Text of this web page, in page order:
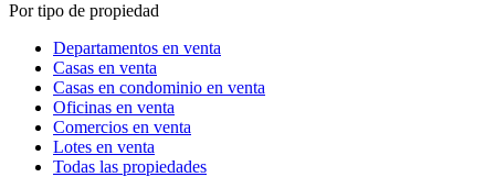
Por tipo de propiedad
Departamentos en venta
Casas en venta
Casas en condominio en venta
Oficinas en venta
Comercios en venta
Lotes en venta
Todas las propiedades